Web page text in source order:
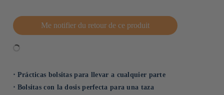
Me notifier du retour de ce produit
⋅ Prácticas bolsitas para llevar a cualquier parte
⋅ Bolsitas con la dosis perfecta para una taza